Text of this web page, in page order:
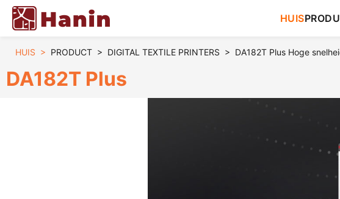
HUIS
HUIS > PRODUCT > DIGITAL TEXTILE PRINTERS > DA182T Plus Hoge
DA182T Plus